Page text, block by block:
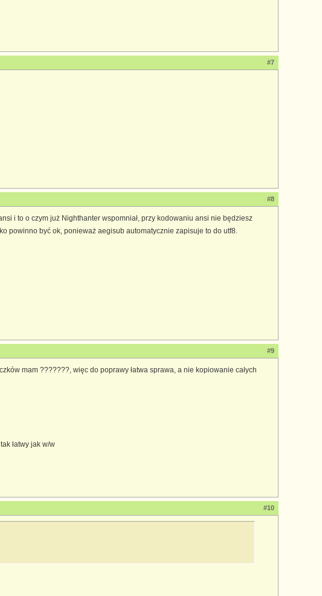
#7
#8
i to o czym już Nighthanter wspomniał, przy kodowaniu ansi nie będziesz
powinno być ok, ponieważ aegisub automatycznie zapisuje to do utf8.
#9
mam ???????, więc do poprawy łatwa sprawa, a nie kopiowanie całych
łatwy jak w/w
#10